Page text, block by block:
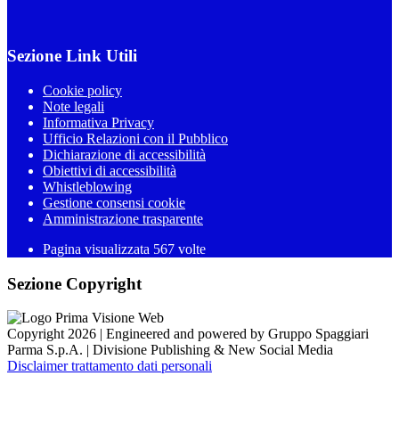
Sezione Link Utili
Cookie policy
Note legali
Informativa Privacy
Ufficio Relazioni con il Pubblico
Dichiarazione di accessibilità
Obiettivi di accessibilità
Whistleblowing
Gestione consensi cookie
Amministrazione trasparente
Pagina visualizzata 567 volte
Sezione Copyright
Copyright 2026 | Engineered and powered by Gruppo Spaggiari
Parma S.p.A. | Divisione Publishing & New Social Media
Disclaimer trattamento dati personali